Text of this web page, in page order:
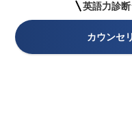
英語力診
カウンセ